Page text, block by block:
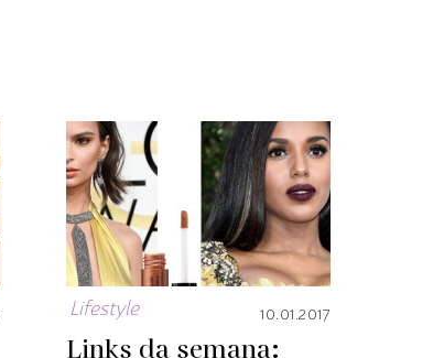
Lifestyle 10.01.2017
Links da semana: